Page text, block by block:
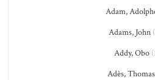
Adam,
Adams, John
Addy, Obo
Adès, Thomas